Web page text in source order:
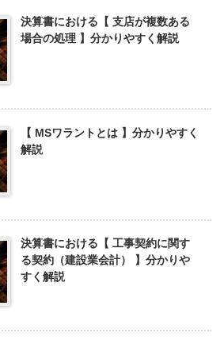
決算書における【 支店が複数ある
場合の処理 】分かりやすく解説
【 MSワラントとは 】分かりやすく
解説
決算書における【 工事契約に関す
る契約（建設業会計） 】分かりや
すく解説